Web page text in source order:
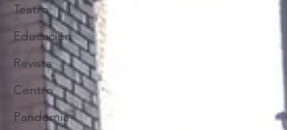
Teatro
Educación
Revista
Centro
Pandemia